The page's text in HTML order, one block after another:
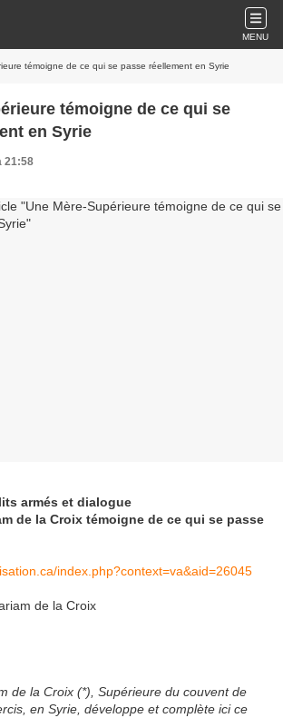
MENU
témoigne de ce qui se passe réellement en Syrie
témoigne de ce qui se
en Syrie
21:58
armés et dialogue
de la Croix témoigne de ce qui se passe
index.php?context=va&aid=26045
de la Croix
de la Croix (*), Supérieure du couvent de
en Syrie, développe et complète ici ce